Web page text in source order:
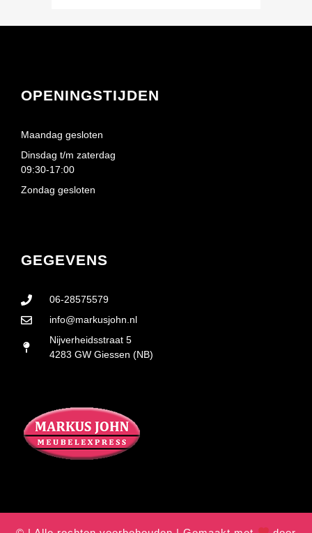
GEGEVENS
06-28575579
info@markusjohn.nl
Nijverheidsstraat 5
4283 GW Giessen (NB)
OPENINGSTIJDEN
Maandag gesloten
Dinsdag t/m zaterdag
09:30-17:00
Zondag gesloten